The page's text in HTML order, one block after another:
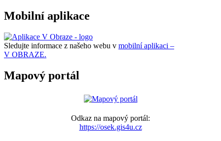
Mobilní aplikace
Sledujte informace z našeho webu v mobilní aplikaci –
V OBRAZE.
Mapový portál
Odkaz na mapový portál:
https://osek.gis4u.cz